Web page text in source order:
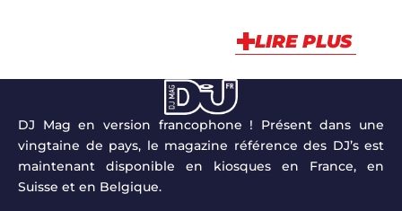
LIRE PLUS
DJ Mag en version francophone ! Présent dans une
vingtaine de pays, le magazine référence des DJ’s est
maintenant disponible en kiosques en France, en
Suisse et en Belgique.